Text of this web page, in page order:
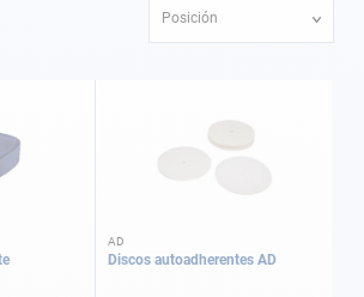
Posición
AD
Discos autoadherentes AD